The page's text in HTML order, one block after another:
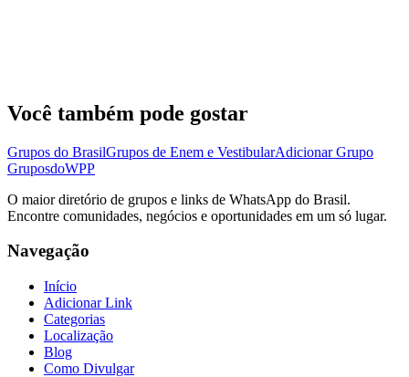
Você também pode gostar
Grupos do BrasilGrupos de Enem e VestibularAdicionar Grupo
GruposdoWPP
O maior diretório de grupos e links de WhatsApp do Brasil.
Encontre comunidades, negócios e oportunidades em um só lugar.
Navegação
Início
Adicionar Link
Categorias
Localização
Blog
Como Divulgar